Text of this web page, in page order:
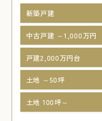
新築戸建
中古戸建 ～1,000万円
戸建2,000万円台
土地 ～50坪
土地 100坪～